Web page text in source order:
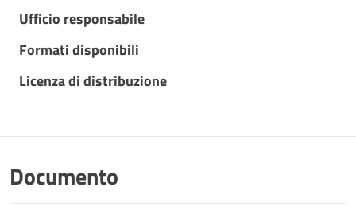
Ufficio responsabile
Formati disponibili
Licenza di distribuzione
Documento